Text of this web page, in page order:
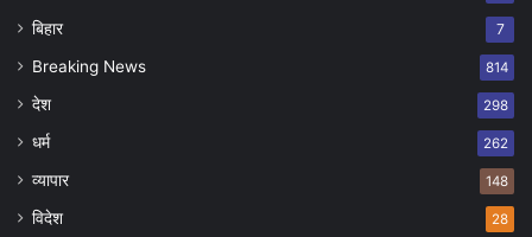
बिहार 7
Breaking News 814
देश 298
धर्म 262
व्यापार 148
विदेश 28